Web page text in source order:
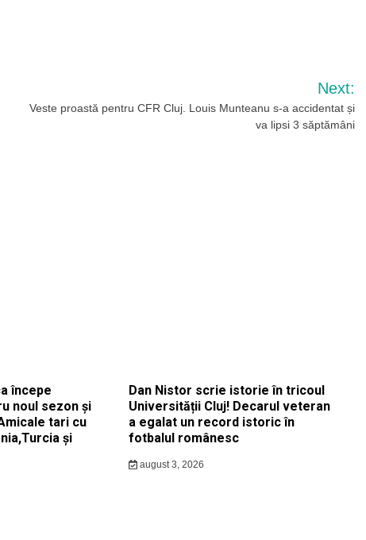
Next:
Veste proastă pentru CFR Cluj. Louis Munteanu s-a accidentat și
va lipsi 3 săptămâni
începe
noul sezon și
tari cu
și
Dan Nistor scrie istorie în tricoul
Universității Cluj! Decarul veteran
a egalat un record istoric în
fotbalul românesc
august 3, 2026